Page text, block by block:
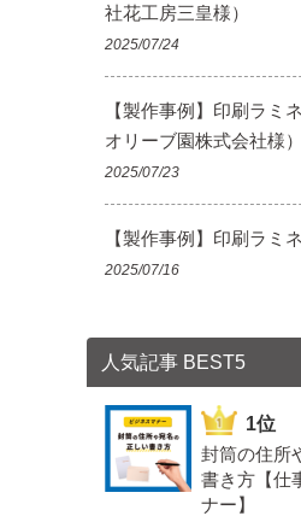
社花工房三皇様）
2025/07/24
【製作事例】印刷ラミ
オリーブ園株式会社様）
2025/07/23
【製作事例】印刷ラミ
2025/07/16
人気記事 BEST5
封筒の住所
書き方【仕
ナー】